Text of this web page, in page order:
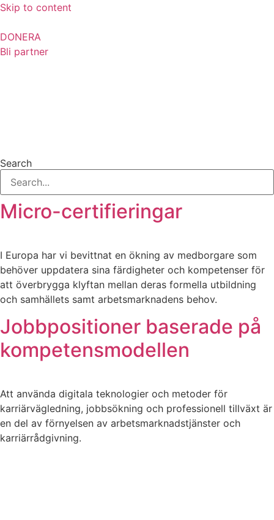
Skip to content
DONERA
Bli partner
Search
Micro-certifieringar
I Europa har vi bevittnat en ökning av medborgare som
behöver uppdatera sina färdigheter och kompetenser för
att överbrygga klyftan mellan deras formella utbildning
och samhällets samt arbetsmarknadens behov.
Jobbpositioner baserade på
kompetensmodellen
Att använda digitala teknologier och metoder för
karriärvägledning, jobbsökning och professionell tillväxt är
en del av förnyelsen av arbetsmarknadstjänster och
karriärrådgivning.